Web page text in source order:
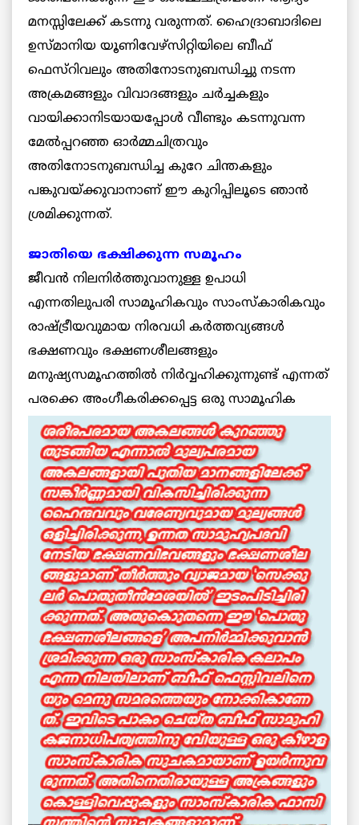
മനസ്സിലേക്ക് കടന്നു വരുന്നത്. ഹൈദ്രാബാദിലെ
ഉസ്മാനിയ യൂണിവേഴ്സിറ്റിയിലെ ബീഫ്
ഫെസ്റിവലും അതിനോടനുബന്ധിച്ചു നടന്ന
അക്രമങ്ങളും വിവാദങ്ങളും ചര്‍ച്ചകളും
വായിക്കാനിടയായപ്പോള്‍ വീണ്ടും കടന്നുവന്ന
മേല്‍പ്പറഞ്ഞ ഓര്‍മ്മചിത്രവും
അതിനോടനുബന്ധിച്ച കുറേ ചിന്തകളും
പങ്കുവയ്ക്കുവാനാണ് ഈ കുറിപ്പിലൂടെ ഞാന്‍
ശ്രമിക്കുന്നത്.
ജാതിയെ ഭക്ഷിക്കുന്ന സമൂഹം
ജീവന്‍ നിലനിര്‍ത്തുവാനുള്ള ഉപാധി
എന്നതിലുപരി സാമൂഹികവും സാംസ്കാരികവും
രാഷ്ട്രീയവുമായ നിരവധി കര്‍ത്തവ്യങ്ങള്‍
ഭക്ഷണവും ഭക്ഷണശീലങ്ങളും
മനുഷ്യസമൂഹത്തില്‍ നിര്‍വ്വഹിക്കുന്നുണ്ട് എന്നത്
പരക്കെ അംഗീകരിക്കപ്പെട്ട ഒരു സാമൂഹിക